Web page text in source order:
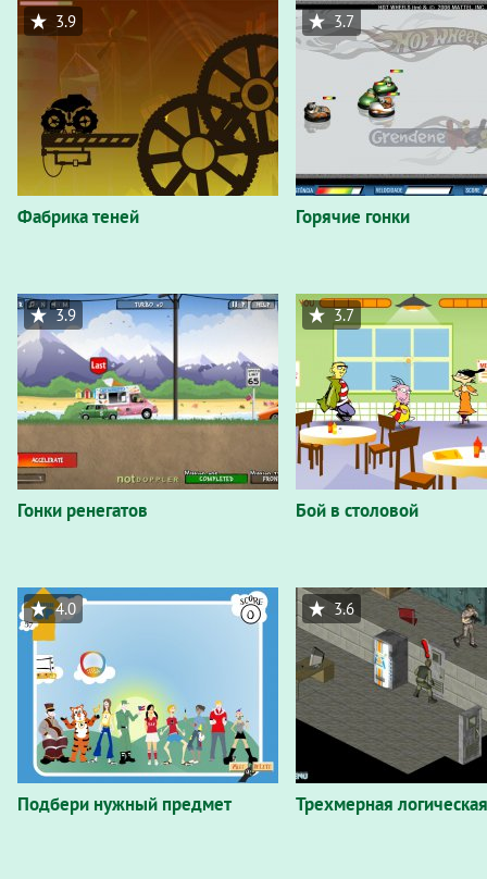
Фабрика теней
3.9
Горячие гонки
3.7
Гонки ренегатов
3.9
Бой в столовой
3.7
Подбери нужный предмет
4.0
Трехмерная
3.6